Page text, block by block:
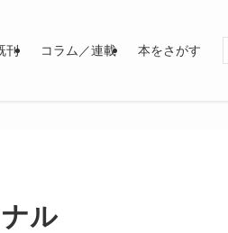
刊 コラム／連載 本をさがす
ル